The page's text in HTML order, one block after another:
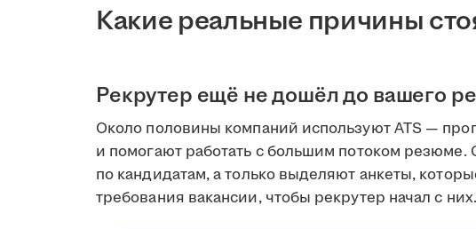
Какие реальные причины
Рекрутер ещё не дошёл до вашего
Около половины компаний используют ATS —
и помогают работать с большим потоком
по кандидатам, а только выделяют анкеты,
требования вакансии, чтобы рекрутер начал с них.